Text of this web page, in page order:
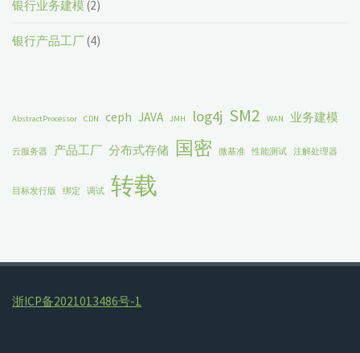
银行业务建模 (2)
银行产品工厂(4)
AbstractProcessor CDN ceph JAVA JMH log4j SM2 WAN 业务建模
云服务器 产品工厂 分布式存储 国密 微基准 性能测试 注解处理器
目标发行版 绑定 调试 转载
浙ICP备2021013486号-1